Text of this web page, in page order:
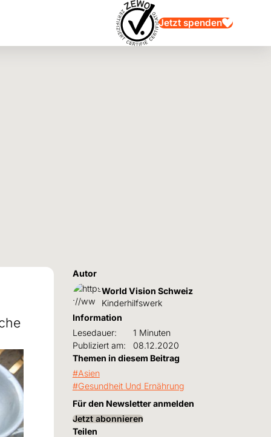
Jetzt spenden
Autor
World Vision Schweiz
Kinderhilfswerk
Information
Lesedauer:
1 Minuten
Publiziert am:
08.12.2020
Themen in diesem Beitrag
Asien
Gesundheit Und Ernährung
Für den Newsletter anmelden
Jetzt abonnieren
Teilen